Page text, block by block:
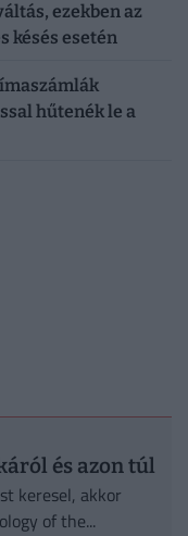
ezekben az
késés esetén
hűtenék le a
és azon túl
keresel, akkor
of the...